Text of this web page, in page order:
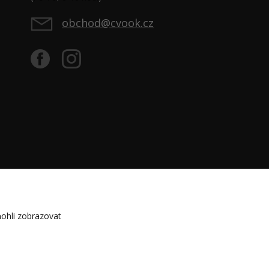
obchod@cvook.cz
zobrazovat